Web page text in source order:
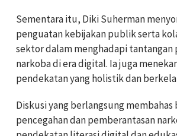
Sementara itu, Diki Suherman
penguatan kebijakan publik serta
sektor dalam menghadapi tantangan
narkoba di era digital. Ia juga
pendekatan yang holistik dan
Diskusi yang berlangsung
pencegahan dan pemberantasan